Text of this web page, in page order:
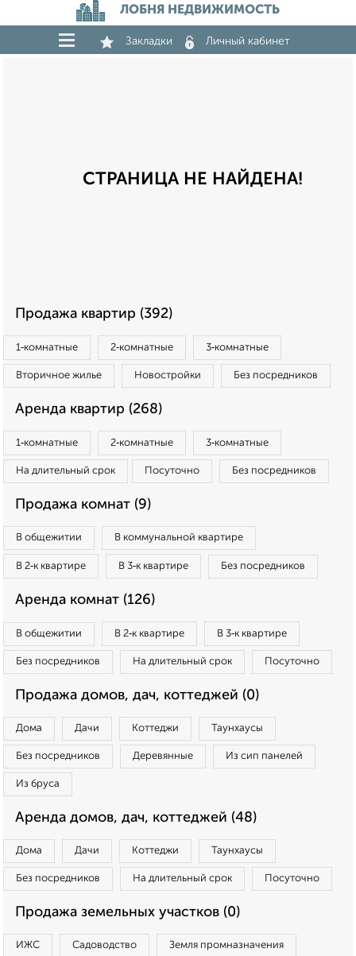
ЛОБНЯ НЕДВИЖИМОСТЬ
Закладки Личный кабинет
СТРАНИЦА НЕ НАЙДЕНА!
Продажа квартир (392)
1‑комнатные 2‑комнатные 3‑комнатные
Вторичное жилье Новостройки Без посредников
Аренда квартир (268)
1‑комнатные 2‑комнатные 3‑комнатные
На длительный срок Посуточно Без посредников
Продажа комнат (9)
В общежитии В коммунальной квартире
В 2‑к квартире В 3‑к квартире Без посредников
Аренда комнат (126)
В общежитии В 2‑к квартире В 3‑к квартире
Без посредников На длительный срок Посуточно
Продажа домов, дач, коттеджей (0)
Дома Дачи Коттеджи Таунхаусы
Без посредников Деревянные Из сип панелей
Из бруса
Аренда домов, дач, коттеджей (48)
Дома Дачи Коттеджи Таунхаусы
Без посредников На длительный срок Посуточно
Продажа земельных участков (0)
ИЖС Садоводство Земля промназначения